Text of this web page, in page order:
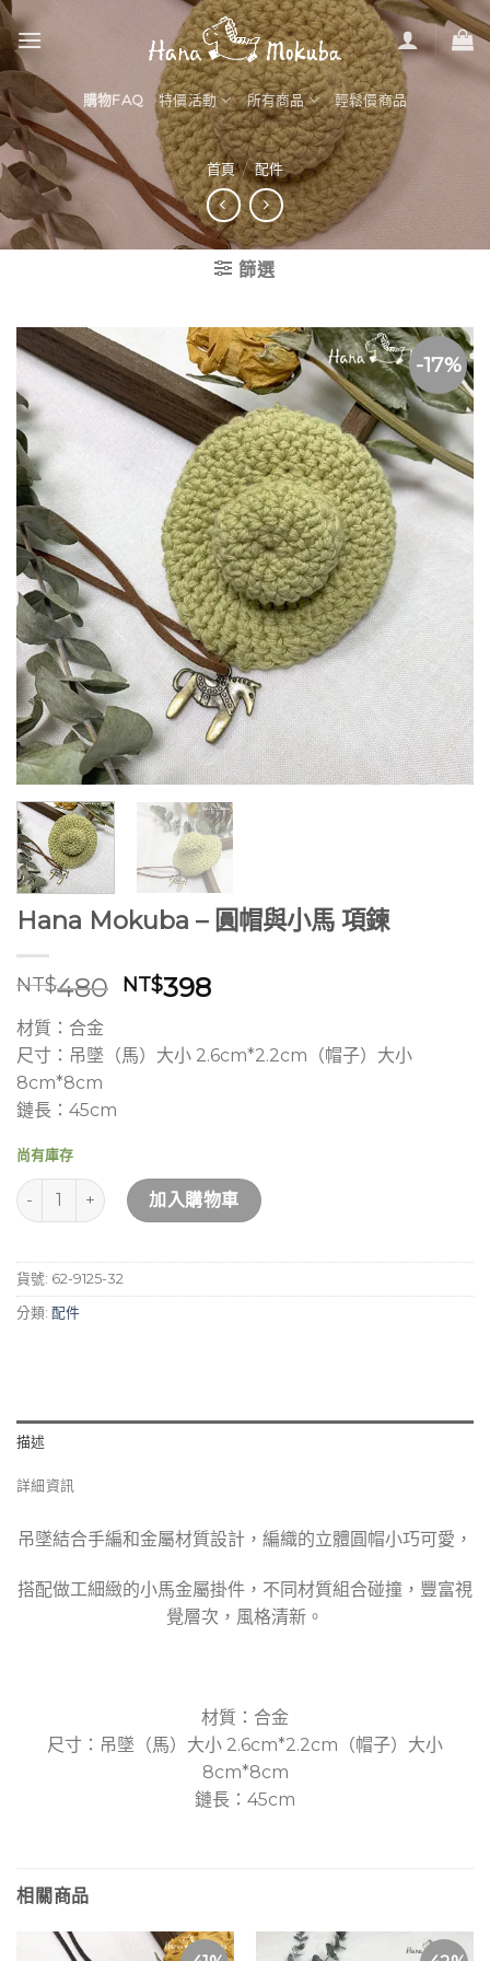
Skip
to
content
購物FAQ 特價活動 所有商品 輕鬆價商品
首頁 / 配件
篩選
-17%
Hana Mokuba – 圓帽與小馬 項鍊
NT$480 原
價
格：
NT$398目
格：
材質：合金
尺寸：吊墜（馬）大小 2.6cm*2.2cm（帽子）大小
8cm*8cm
鏈長：45cm
尚有庫存
Hana Mokuba - 圓帽與小馬 項鍊 數量
加入購物車
貨號: 62-9125-32
分類: 配件
描述
詳細資訊
吊墜結合手編和金屬材質設計，編織的立體圓帽小巧可愛，
搭配做工細緻的小馬金屬掛件，不同材質組合碰撞，豐富視
覺層次，風格清新。
材質：合金
尺寸：吊墜（馬）大小 2.6cm*2.2cm（帽子）大小
8cm*8cm
鏈長：45cm
相關商品